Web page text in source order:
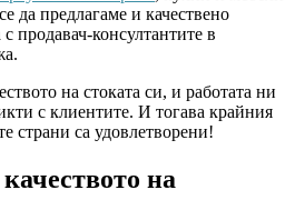
да предлагаме и качествено
продавач-консултантите в
на стоката си, и работата ни
с клиентите. И тогава крайния
страни са удовлетворени!
на